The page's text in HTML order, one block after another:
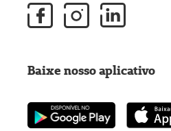
Baixe nosso aplicativo